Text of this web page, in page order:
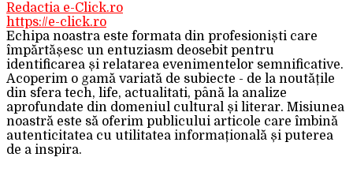
Redactia e-Click.ro
https://e-click.ro
Echipa noastra este formata din profesioniști care
împărtășesc un entuziasm deosebit pentru
identificarea și relatarea evenimentelor semnificative.
Acoperim o gamă variată de subiecte - de la noutățile
din sfera tech, life, actualitati, până la analize
aprofundate din domeniul cultural și literar. Misiunea
noastră este să oferim publicului articole care îmbină
autenticitatea cu utilitatea informațională și puterea
de a inspira.